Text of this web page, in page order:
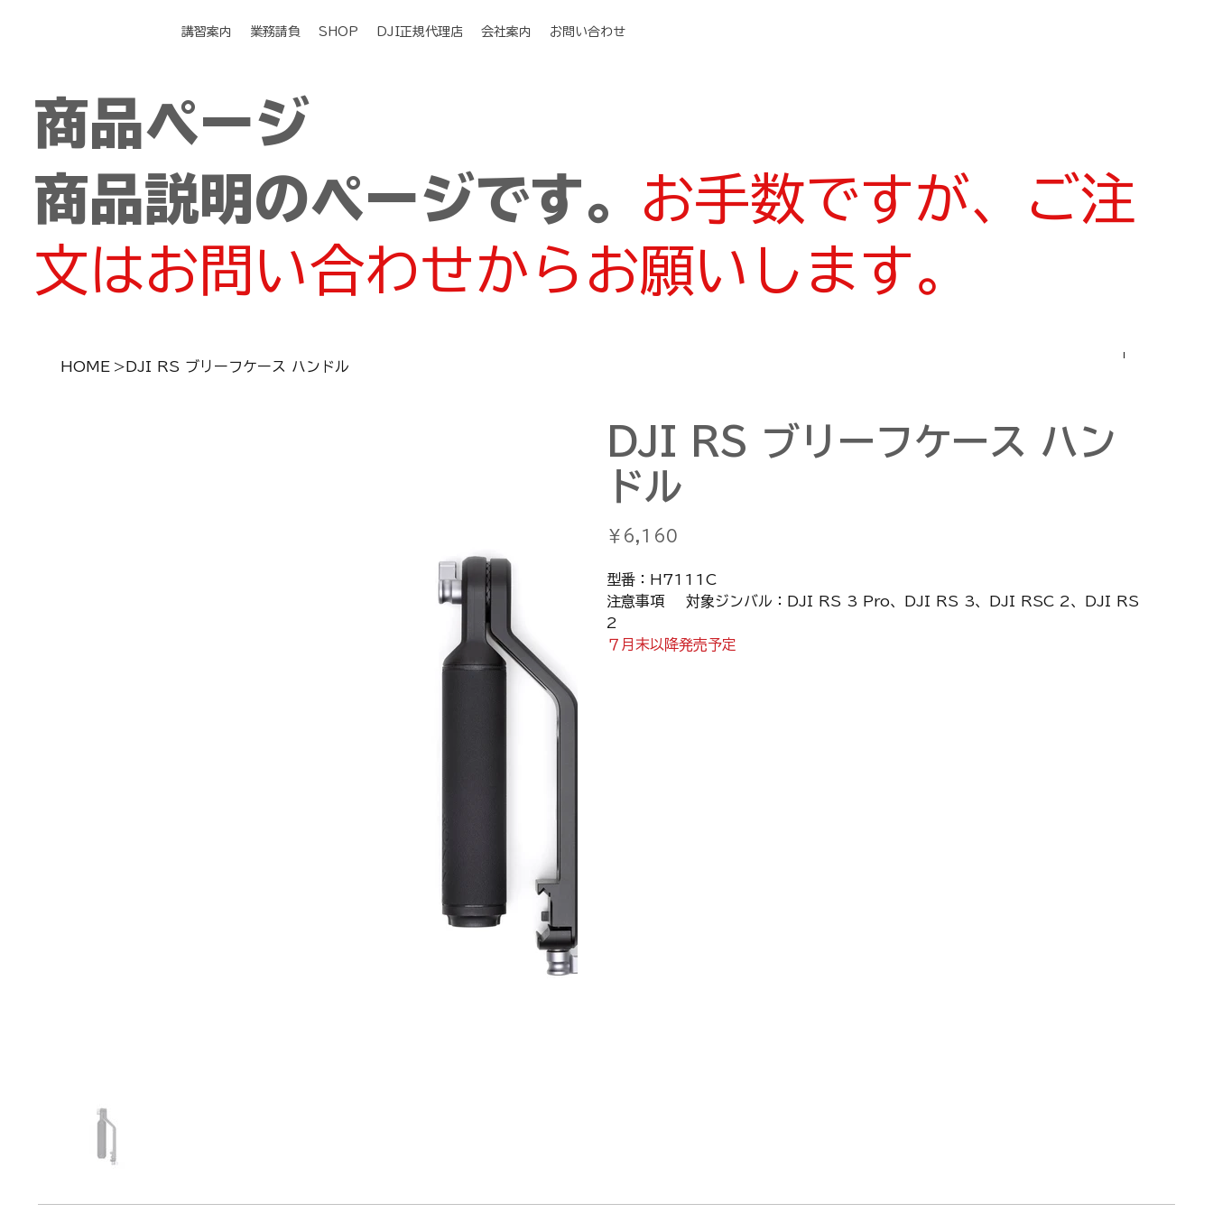
講習案内 業務請負 SHOP DJI正規代理店 会社案内 お問い合わせ
商品ページ
商品説明のページです。 お手数ですが、ご注
文はお問い合わせからお願いします。
HOME > DJI RS ブリーフケース ハンドル
DJI RS ブリーフケース ハン
ドル
格
￥6,160
型番：H7111C
注意事項 対象ジンバル：DJI RS 3 Pro、DJI RS 3、DJI RSC 2、DJI RS
2
７月末以降発売予定